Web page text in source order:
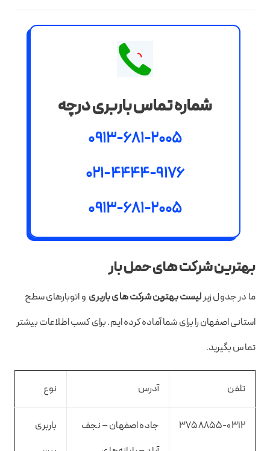
شماره تماس باربری درچه
0913-681-2005
021-4444-9176
0913-681-2005
بهترین شرکت های حمل بار
ما در جدول زیرلیست بهترین شرکت های باربری و اتوبارهای سطح
استانی اصفهان را برای شما آماده کرده ایم. برای کسب اطلاعات بیشتر
تماس بگیرید.
تلفن آدرس نوع
۳۷۵۸۸۵۵-۰۳۱۲
جاده اصفهان – نجف
باربری